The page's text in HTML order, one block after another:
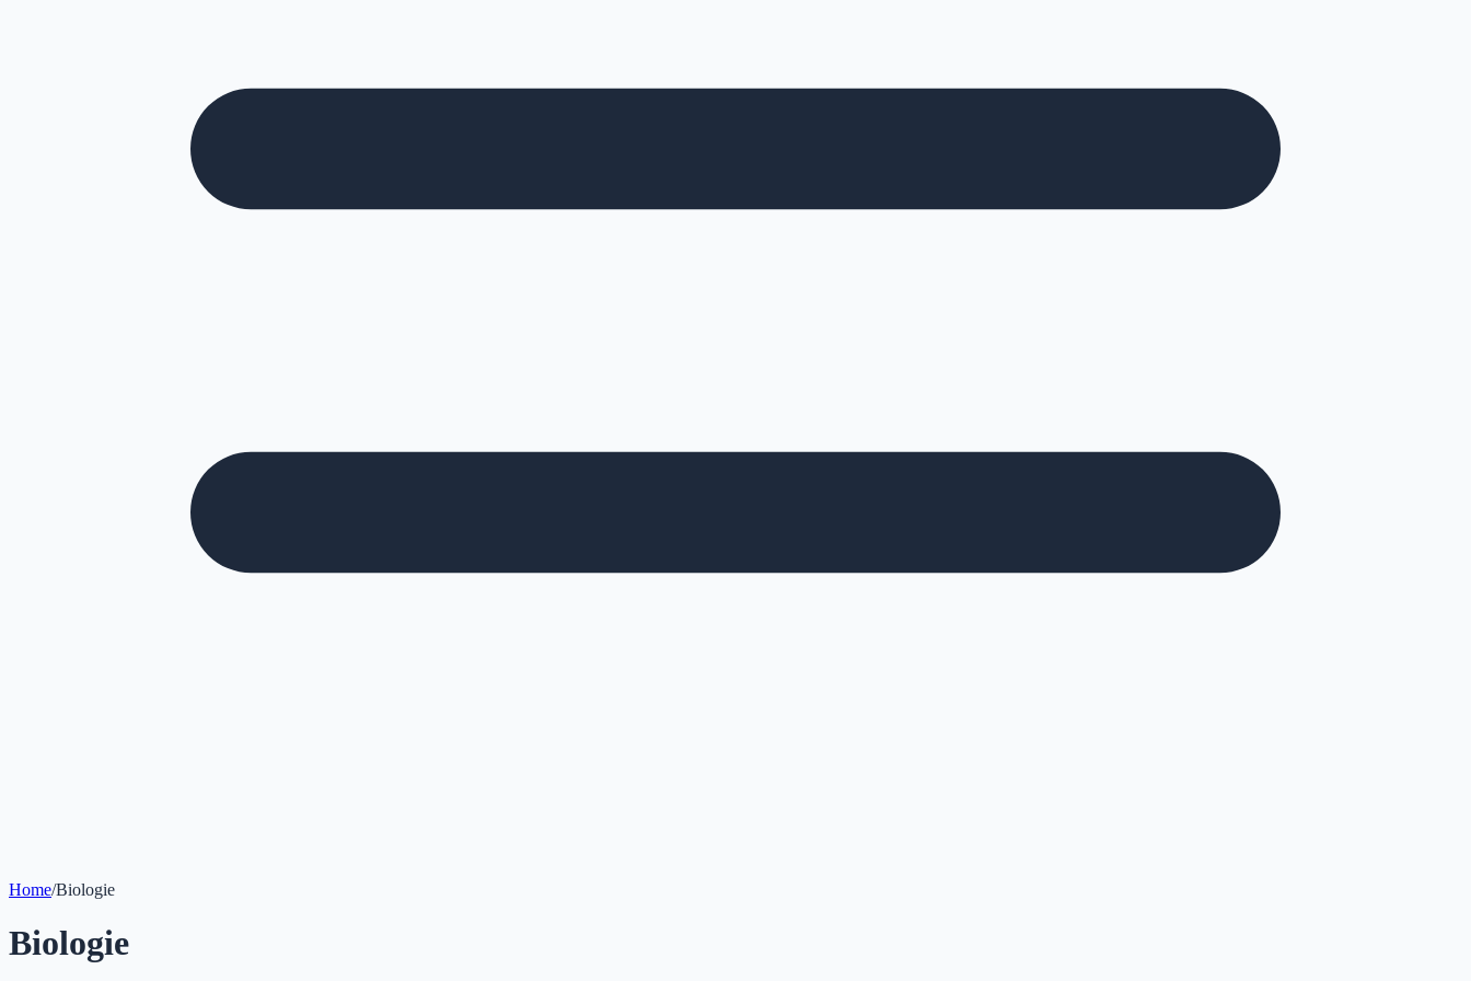
Home/Biologie
Biologie